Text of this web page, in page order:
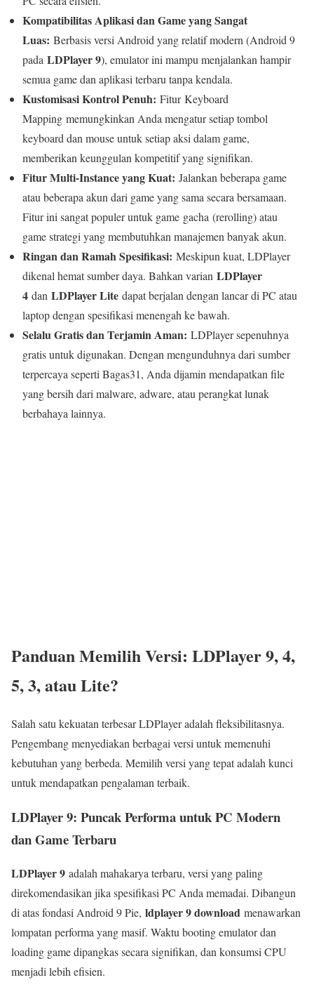
Kompatibilitas Aplikasi dan Game yang Sangat
Luas: Berbasis versi Android yang relatif modern (Android 9
pada LDPlayer 9), emulator ini mampu menjalankan hampir
semua game dan aplikasi terbaru tanpa kendala.
Kustomisasi Kontrol Penuh: FiturKeyboard
Mapping memungkinkan Anda mengatur setiap tombol
keyboard dan mouse untuk setiap aksi dalam game,
memberikan keunggulan kompetitif yang signifikan.
Fitur Multi-Instance yang Kuat: Jalankan beberapa game
atau beberapa akun dari game yang sama secara bersamaan.
Fitur ini sangat populer untuk game gacha (rerolling) atau
game strategi yang membutuhkan manajemen banyak akun.
Ringan dan Ramah Spesifikasi: Meskipun kuat, LDPlayer
dikenal hemat sumber daya. Bahkan varian LDPlayer
4 dan LDPlayer Lite dapat berjalan dengan lancar di PC atau
laptop dengan spesifikasi menengah ke bawah.
Selalu Gratis dan Terjamin Aman: LDPlayer sepenuhnya
gratis untuk digunakan. Dengan mengunduhnya dari sumber
terpercaya seperti Bagas31, Anda dijamin mendapatkan file
yang bersih dari malware, adware, atau perangkat lunak
berbahaya lainnya.
Panduan Memilih Versi: LDPlayer 9, 4,
5, 3, atau Lite?
Salah satu kekuatan terbesar LDPlayer adalah fleksibilitasnya.
Pengembang menyediakan berbagai versi untuk memenuhi
kebutuhan yang berbeda. Memilih versi yang tepat adalah kunci
untuk mendapatkan pengalaman terbaik.
LDPlayer 9: Puncak Performa untuk PC Modern
dan Game Terbaru
LDPlayer 9 adalah mahakarya terbaru, versi yang paling
direkomendasikan jika spesifikasi PC Anda memadai. Dibangun
di atas fondasi Android 9 Pie, ldplayer 9 download menawarkan
lompatan performa yang masif. Waktu booting emulator dan
loading game dipangkas secara signifikan, dan konsumsi CPU
menjadi lebih efisien.